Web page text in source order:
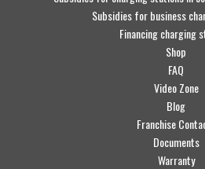
Subsidies for business
Financing charging
Shop
FAQ
Video Zone
Blog
Franchise
Documents
Warranty